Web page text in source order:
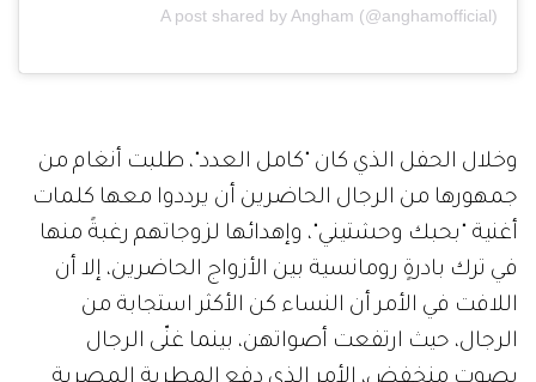
A post shared by Angham (@anghamofficial)
وخلال الحفل الذي كان "كامل العدد"، طلبت أنغام من
جمهورها من الرجال الحاضرين أن يرددوا معها كلمات
أغنية "بحبك وحشتيني"، وإهدائها لزوجاتهم رغبةً منها
في ترك بادرةٍ رومانسية بين الأزواج الحاضرين، إلا أن
اللافت في الأمر أن النساء كن الأكثر استجابة من
الرجال، حيث ارتفعت أصواتهن، بينما غنّى الرجال